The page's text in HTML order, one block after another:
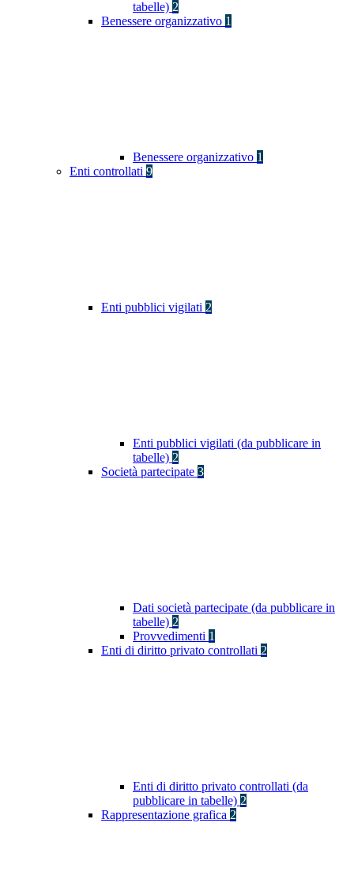
tabelle) 2
Benessere organizzativo 1
Benessere organizzativo 1
Enti controllati 9
Enti pubblici vigilati 2
Enti pubblici vigilati (da pubblicare in
tabelle) 2
Società partecipate 3
Dati società partecipate (da pubblicare in
tabelle) 2
Provvedimenti 1
Enti di diritto privato controllati 2
Enti di diritto privato controllati (da
pubblicare in tabelle) 2
Rappresentazione grafica 2